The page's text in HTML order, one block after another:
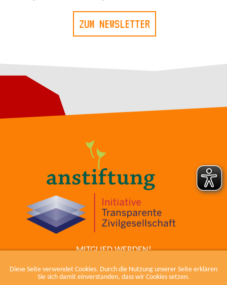
Diese Seite verwendet Cookies. Durch die Nutzung unserer Seite erklären
Sie sich damit einverstanden, dass wir Cookies setzen.
ZUM NEWSLETTER
MITGLIED WERDEN!
KONTAKT